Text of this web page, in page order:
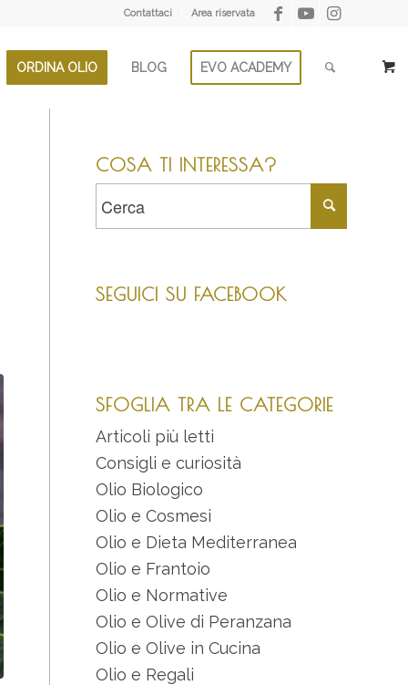
Contattaci Area riservata
ORDINA OLIO BLOG EVO ACADEMY
COSA TI INTERESSA?
SEGUICI SU FACEBOOK
SFOGLIA TRA LE CATEGORIE
Articoli più letti
Consigli e curiosità
Olio Biologico
Olio e Cosmesi
Olio e Dieta Mediterranea
Olio e Frantoio
Olio e Normative
Olio e Olive di Peranzana
Olio e Olive in Cucina
Olio e Regali